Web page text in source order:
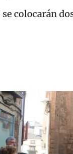
colocarán